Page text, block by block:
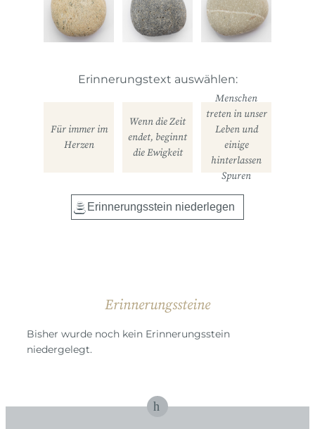
Erinnerungstext auswählen:
Für immer im
Herzen
Wenn die Zeit
endet, beginnt
die Ewigkeit
Menschen
treten in unser
Leben und
einige
hinterlassen
Spuren
Erinnerungssteine
Bisher wurde noch kein Erinnerungsstein
niedergelegt.